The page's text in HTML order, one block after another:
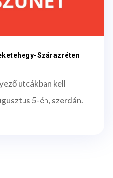
Szárazréten
utcákban kell
5-én, szerdán.